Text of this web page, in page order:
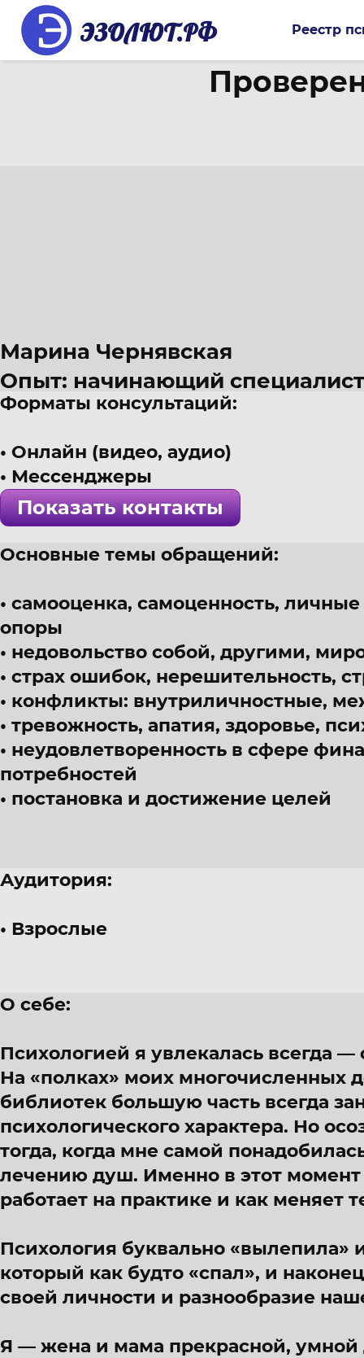
ЭЗОЛЮТ.РФ Реестр
Марина Чернявская
Опыт: начинающий специалист
45 лет
г. Анапа
Психолог, эмотолог,
! Специалист проверен >>>
Форматы консультаций:
Онлайн (видео, аудио)
Мессенджеры
Показать контакты
Основные темы обращений:
самооценка, самоценность,
опоры
недовольство собой, другими,
страх ошибок, нерешительность,
конфликты: внутриличностные,
тревожность, апатия, здоровье,
неудовлетворенность в сфере
потребностей
постановка и достижение целей
Аудитория:
Взрослые
О себе:
Психологией я увлекалась всегда
На «полках» моих многочисленных
библиотек большую часть всегда
психологического характера. Но
тогда, когда мне самой
лечению душ. Именно в этот момент
работает на практике и как меняет
Психология буквально «вылепила»
который как будто «спал», и
своей личности и разнообразие
Я — жена и мама прекрасной, умной